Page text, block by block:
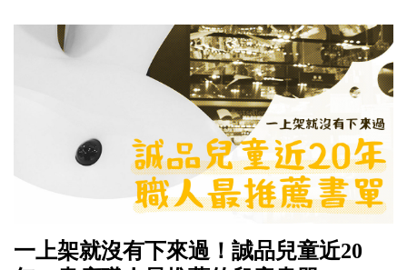
一上架就沒有下來過！誠品兒童近20